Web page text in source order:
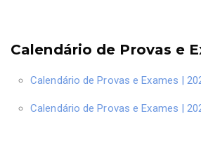
Calendário de Provas e
Calendário de Provas e Exames |
Calendário de Provas e Exames |